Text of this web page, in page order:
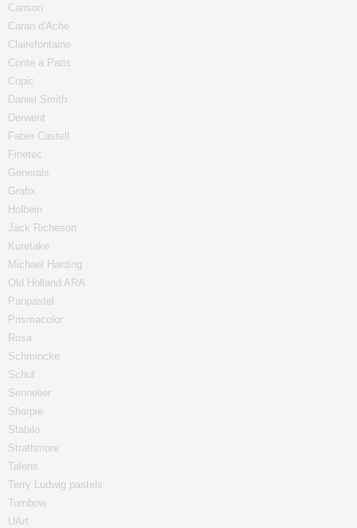
Canson
Caran d'Ache
Clairefontaine
Conte a Paris
Copic
Daniel Smith
Derwent
Faber Castell
Finetec
Generals
Grafix
Holbein
Jack Richeson
Kuretake
Michael Harding
Old Holland ARA
Panpastel
Prismacolor
Rosa
Schmincke
Schut
Sennelier
Sharpie
Stabilo
Strathmore
Talens
Terry Ludwig pastels
Tombow
UArt